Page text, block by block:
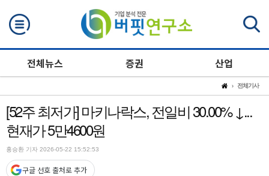
전체뉴스 증권 산업
전체기사
[52주 최저가] 마키나락스, 전일비 30.00% ↓...
현재가 5만4600원
홍승환 기자 2026-05-22 15:52:53
구글 선호 출처로 추가
검색